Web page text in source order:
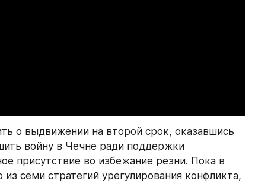
о выдвижении на второй срок, оказавшись
войну в Чечне ради поддержки
присутствие во избежание резни. Пока в
семи стратегий урегулирования конфликта,